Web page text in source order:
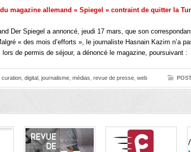
magazine allemand « Spiegel » contraint de quitter la
Der Spiegel a annoncé, jeudi 17 mars, que son
« des mois d’efforts », le journaliste Hasnain Kazim n’a
de permis de séjour, a dénoncé le magazine, poursuivant :
curation digital journalisme médias revue de presse web